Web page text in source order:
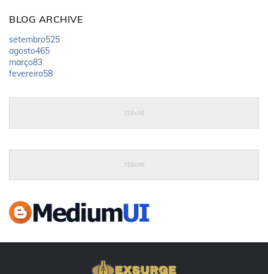
BLOG ARCHIVE
setembro525
agosto465
março83
fevereiro58